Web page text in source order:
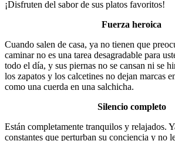
¡Disfruten del sabor de sus platos favoritos!
Fuerza heroica
Cuando salen de casa, ya no tienen que
caminar no es una tarea desagradable para
todo el día, y sus piernas no se cansan ni se
los zapatos y los calcetines no dejan marcas
como una cuerda en una salchicha.
Silencio completo
Están completamente tranquilos y relajados.
constantes que perturban su conciencia y no